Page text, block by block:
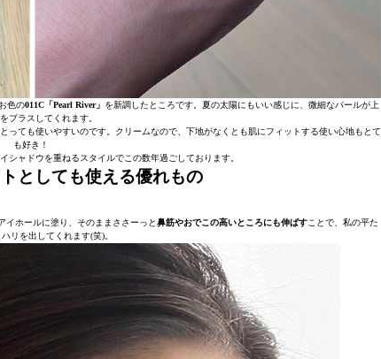
色の011C「Pearl River」 を新調したところです。夏の太陽にもいい感じに、微細なパールが上
プラスしてくれます。
とっても使いやすいのです。クリームなので、下地がなくとも肌にフィットする使い心地もとて
も好き！
シャドウを重ねるスタイルでこの数年過ごしております。
としても使える優れもの
イホールに塗り、そのままささーっと鼻筋やおでこの高いところにも伸ばすことで、私の平た
リを出してくれます(笑)。